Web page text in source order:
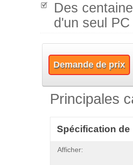
Des
d'un seul PC
Demande de prix
Principales
Spécification
Afficher: